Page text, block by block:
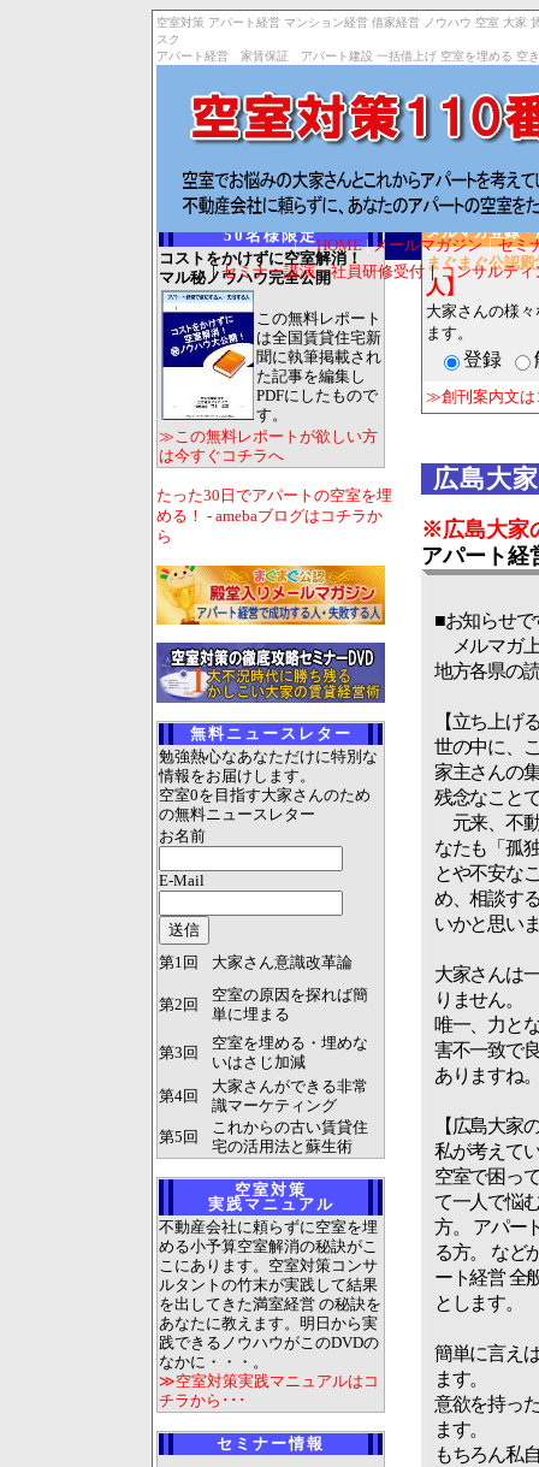
空室対策 アパート経営 マンション経営 借家経営 ノウハウ 空室 大
スク
アパート経営 家賃保証 アパート建設 一括借上げ 空室を埋める 空
|HOME |メールマガジン｜セミ
｜ セミナー講演・社員研修受付｜ コンサルティ
特別無料レポート
50名様限定
コストをかけずに空室解消！
マル秘ノウハウ完全公開
この無料レポート
は全国賃貸住宅新
聞に執筆掲載され
た記事を編集し
PDFにしたもので
す。
≫この無料レポートが欲しい方
は今すぐコチラへ
たった30日でアパートの空室を埋
める！ - amebaブログはコチラか
ら
無料ニュースレター
勉強熱心なあなただけに特別な
情報をお届けします。
空室0を目指す大家さんのため
の無料ニュースレター
お名前
E-Mail
第1回 大家さん意識改革論
第2回
空室の原因を探れば簡
単に埋まる
第3回
空室を埋める・埋めな
いはさじ加減
第4回
大家さんができる非常
識マーケティング
第5回
これからの古い賃貸住
宅の活用法と蘇生術
空室対策
実践マニュアル
不動産会社に頼らずに空室を埋
める小予算空室解消の秘訣がこ
こにあります。空室対策コンサ
ルタントの竹末が実践して結果
を出してきた満室経営 の秘訣を
あなたに教えます。明日から実
践できるノウハウがこのDVDの
なかに・・・。
≫空室対策実践マニュアルはコ
チラから･･･
セミナー情報
メルマガ登録・
まぐまぐ公認
人】
大家さんの様
ます。
登録
≫創刊案内文は
広島大
※広島大家
アパート経
■お知らせで
メルマガ
地方各県の
【立ち上げ
世の中に、
家主さんの
残念なこと
元来、不
なたも「孤
とや不安な
め、相談す
いかと思い
大家さんは
りません。
唯一、力と
害不一致で
ありますね
【広島大家
私が考えて
空室で困っ
て一人で悩
方。 アパー
る方。 など
ート経営 全
とします。
簡単に言え
ます。
意欲を持っ
ます。
もちろん私